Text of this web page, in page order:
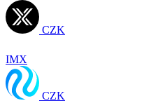
CZK
IMX
CZK